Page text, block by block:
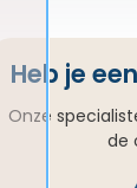
Heb je
Onze
de